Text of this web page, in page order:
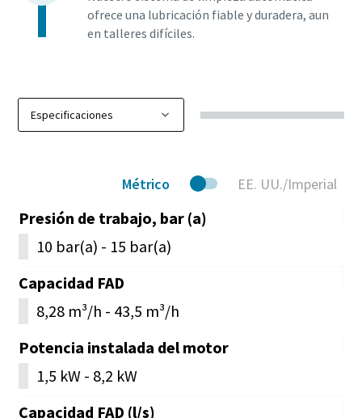
ofrece una lubricación fiable y duradera, aun
en talleres difíciles.
Métrico EE. UU./Imperial
Presión de trabajo, bar (a)
10 bar(a) - 15 bar(a)
Capacidad FAD
8,28 m³/h - 43,5 m³/h
Potencia instalada del motor
1,5 kW - 8,2 kW
Capacidad FAD (l/s)